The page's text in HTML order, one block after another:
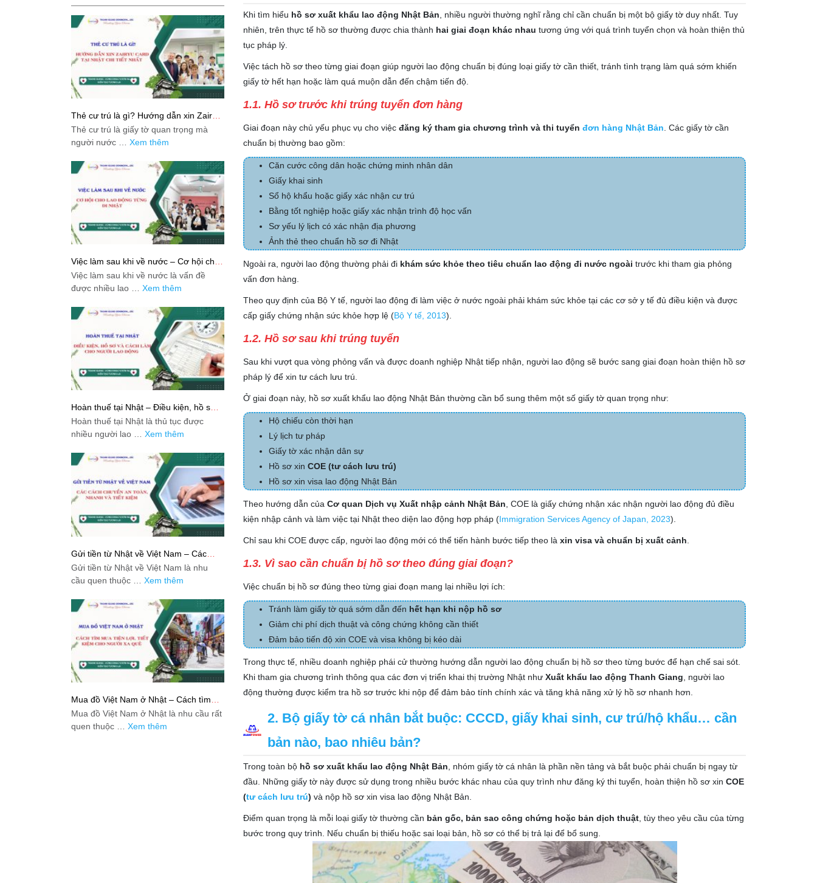
Khi tìm hiểu hồ sơ xuất khẩu lao động Nhật Bản, nhiều người thường nghĩ rằng chỉ cần chuẩn bị một bộ giấy tờ duy nhất. Tuy
nhiên, trên thực tế hồ sơ thường được chia thành hai giai đoạn khác nhau tương ứng với quá trình tuyển chọn và hoàn thiện thủ
tục pháp lý.
Việc tách hồ sơ theo từng giai đoạn giúp người lao động chuẩn bị đúng loại giấy tờ cần thiết, tránh tình trạng làm quá sớm khiến
giấy tờ hết hạn hoặc làm quá muộn dẫn đến chậm tiến độ.
1.1. Hồ sơ trước khi trúng tuyển đơn hàng
Giai đoạn này chủ yếu phục vụ cho việcđăng ký tham gia chương trình và thi tuyểnđơn hàng Nhật Bản. Các giấy tờ cần
chuẩn bị thường bao gồm:
Căn cước công dân hoặc chứng minh nhân dân
Giấy khai sinh
Sổ hộ khẩu hoặc giấy xác nhận cư trú
Bằng tốt nghiệp hoặc giấy xác nhận trình độ học vấn
Sơ yếu lý lịch có xác nhận địa phương
Ảnh thẻ theo chuẩn hồ sơ đi Nhật
Ngoài ra, người lao động thường phải đi khám sức khỏe theo tiêu chuẩn lao động đi nước ngoài trước khi tham gia phỏng
vấn đơn hàng.
Theo quy định của Bộ Y tế, người lao động đi làm việc ở nước ngoài phải khám sức khỏe tại các cơ sở y tế đủ điều kiện và được
cấp giấy chứng nhận sức khỏe hợp lệ (Bộ Y tế, 2013).
1.2. Hồ sơ sau khi trúng tuyển
Sau khi vượt qua vòng phỏng vấn và được doanh nghiệp Nhật tiếp nhận, người lao động sẽ bước sang giai đoạn hoàn thiện hồ sơ
pháp lý để xin tư cách lưu trú.
Ở giai đoạn này, hồ sơ xuất khẩu lao động Nhật Bản thường cần bổ sung thêm một số giấy tờ quan trọng như:
Hộ chiếu còn thời hạn
Lý lịch tư pháp
Giấy tờ xác nhận dân sự
Hồ sơ xinCOE (tư cách lưu trú)
Hồ sơ xin visa lao động Nhật Bản
Theo hướng dẫn củaCơ quan Dịch vụ Xuất nhập cảnh Nhật Bản, COE là giấy chứng nhận xác nhận người lao động đủ điều
kiện nhập cảnh và làm việc tại Nhật theo diện lao động hợp pháp (Immigration Services Agency of Japan, 2023).
Chỉ sau khi COE được cấp, người lao động mới có thể tiến hành bước tiếp theo làxin visa và chuẩn bị xuất cảnh.
1.3. Vì sao cần chuẩn bị hồ sơ theo đúng giai đoạn?
Việc chuẩn bị hồ sơ đúng theo từng giai đoạn mang lại nhiều lợi ích:
Tránh làm giấy tờ quá sớm dẫn đến hết hạn khi nộp hồ sơ
Giảm chi phí dịch thuật và công chứng không cần thiết
Đảm bảo tiến độ xin COE và visa không bị kéo dài
Trong thực tế, nhiều doanh nghiệp phái cử thường hướng dẫn người lao động chuẩn bị hồ sơ theo từng bước để hạn chế sai sót.
Khi tham gia chương trình thông qua các đơn vị triển khai thị trường Nhật nhưXuất khẩu lao động Thanh Giang, người lao
động thường được kiểm tra hồ sơ trước khi nộp để đảm bảo tính chính xác và tăng khả năng xử lý hồ sơ nhanh hơn.
2. Bộ giấy tờ cá nhân bắt buộc: CCCD, giấy khai sinh, cư trú/hộ khẩu… cần
bản nào, bao nhiêu bản?
Trong toàn bộ hồ sơ xuất khẩu lao động Nhật Bản, nhóm giấy tờ cá nhân là phần nền tảng và bắt buộc phải chuẩn bị ngay từ
đầu. Những giấy tờ này được sử dụng trong nhiều bước khác nhau của quy trình như đăng ký thi tuyển, hoàn thiện hồ sơ xinCOE
(tư cách lưu trú) và nộp hồ sơ xin visa lao động Nhật Bản.
Điểm quan trọng là mỗi loại giấy tờ thường cần bản gốc, bản sao công chứng hoặc bản dịch thuật, tùy theo yêu cầu của từng
bước trong quy trình. Nếu chuẩn bị thiếu hoặc sai loại bản, hồ sơ có thể bị trả lại để bổ sung.
Thẻ cư trú là gì? Hướng dẫn xin Zairyu
Card tại Nhật chi tiết nhất
Thẻ cư trú là giấy tờ quan trọng mà
người nước … Xem thêm
Việc làm sau khi về nước – Cơ hội cho
lao động từng đi Nhật
Việc làm sau khi về nước là vấn đề
được nhiều lao … Xem thêm
Hoàn thuế tại Nhật – Điều kiện, hồ sơ
và cách làm cho người lao động
Hoàn thuế tại Nhật là thủ tục được
nhiều người lao … Xem thêm
Gửi tiền từ Nhật về Việt Nam – Các
cách chuyển an toàn, nhanh và tiết
kiệm
Gửi tiền từ Nhật về Việt Nam là nhu
cầu quen thuộc … Xem thêm
Mua đồ Việt Nam ở Nhật – Cách tìm
mua tiện lợi, tiết kiệm cho người xa quê
Mua đồ Việt Nam ở Nhật là nhu cầu rất
quen thuộc … Xem thêm